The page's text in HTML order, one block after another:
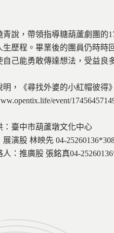
青說，帶領指導糖葫蘆劇團的
生歷程。畢業後的團員仍時時
自己能勇敢傳達想法，受益良
明，《尋找外婆的小紅帽彼得
event/
：臺中市葫蘆墩文化中心
演股 林映先 04-
：推廣股 張銘真04-